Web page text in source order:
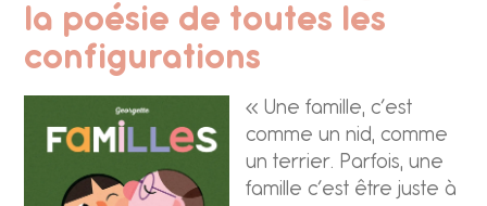
la poésie de toutes les
configurations
« Une famille, c’est
comme un nid, comme
un terrier. Parfois, une
famille c’est être juste à